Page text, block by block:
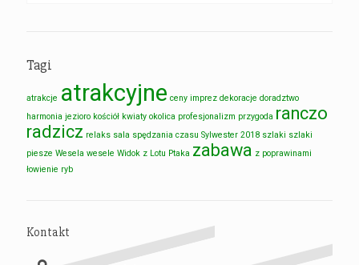
Tagi
atrakcje atrakcyjne ceny imprez dekoracje doradztwo
harmonia jezioro kościół kwiaty okolica profesjonalizm przygoda ranczo
radzicz relaks sala spędzania czasu Sylwester 2018 szlaki szlaki
piesze Wesela wesele Widok z Lotu Ptaka zabawa z poprawinami
łowienie ryb
Kontakt